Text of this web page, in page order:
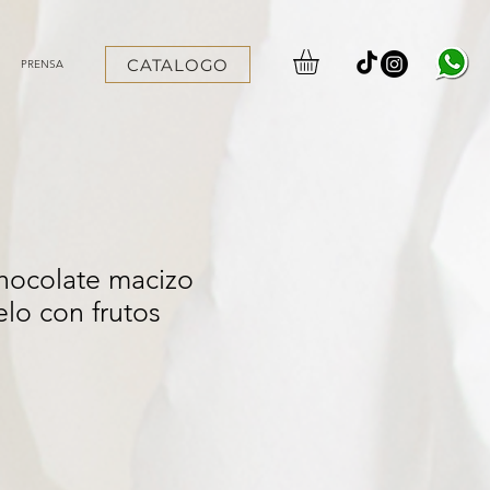
PRENSA CATALOGO
macizo
con frutos